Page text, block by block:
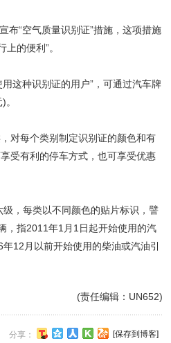
“空气质量识别证”措施，这项措施
的便利”。
这种识别证的用户”，可通过汽车牌
对每个类别制定识别证的颜色和有
受有利的停车方式，也可享受优惠
，每类以不同颜色的贴片标识，譬
，指2011年1月1日起开始使用的汽
12月以前开始使用的柴油或汽油引
(责任编辑：UN652)
分享： [保存到博客]